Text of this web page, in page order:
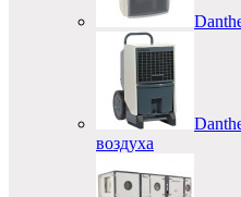
воздуха